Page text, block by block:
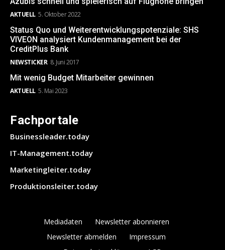
AKTUELL 5. Oktober 2022
Status Quo und Weiterentwicklungspotenziale: SHS
VIVEON analysiert Kundenmanagement bei der
CreditPlus Bank
NEWSTICKER 8. Juni 2017
Mit wenig Budget Mitarbeiter gewinnen
AKTUELL 5. Mai 2023
Fachportale
Businessleader.today
IT-Management.today
Marketingleiter.today
Produktionsleiter.today
Mediadaten
Newsletter abonnieren
Newsletter abmelden
Impressum